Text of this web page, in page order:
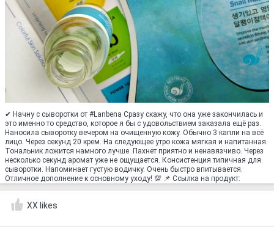
✔ Начну с сыворотки от #Lanbena Сразу скажу, что она уже закончилась и
это именно то средство, которое я бы с удовольствием заказала ещё раз.
Наносила сыворотку вечером на очищенную кожу. Обычно 3 капли на всё
лицо. Через секунд 20 крем. На следующее утро кожа мягкая и напитанная.
Тональник ложится намного лучше. Пахнет приятно и ненавязчиво. Через
несколько секунд аромат уже не ощущается. Консистенция типичная для
сыворотки. Напоминает густую водичку. Очень быстро впитывается.
Отличное дополнение к основному уходу! 💯 📌 Ссылка на продукт:
XX likes